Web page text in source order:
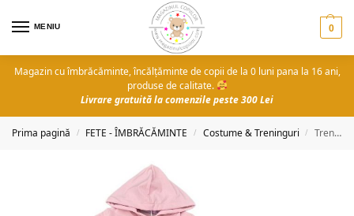
MENIU 0
Magazin cu îmbrăcăminte, încălțăminte de copii de la 0 luni pana la 16 ani,
produse de calitate.
Livrare gratuită la comenzile peste 300 Lei
Prima pagină / FETE - ÎMBRĂCĂMINTE / Costume & Treninguri / Trening fete Magical cat